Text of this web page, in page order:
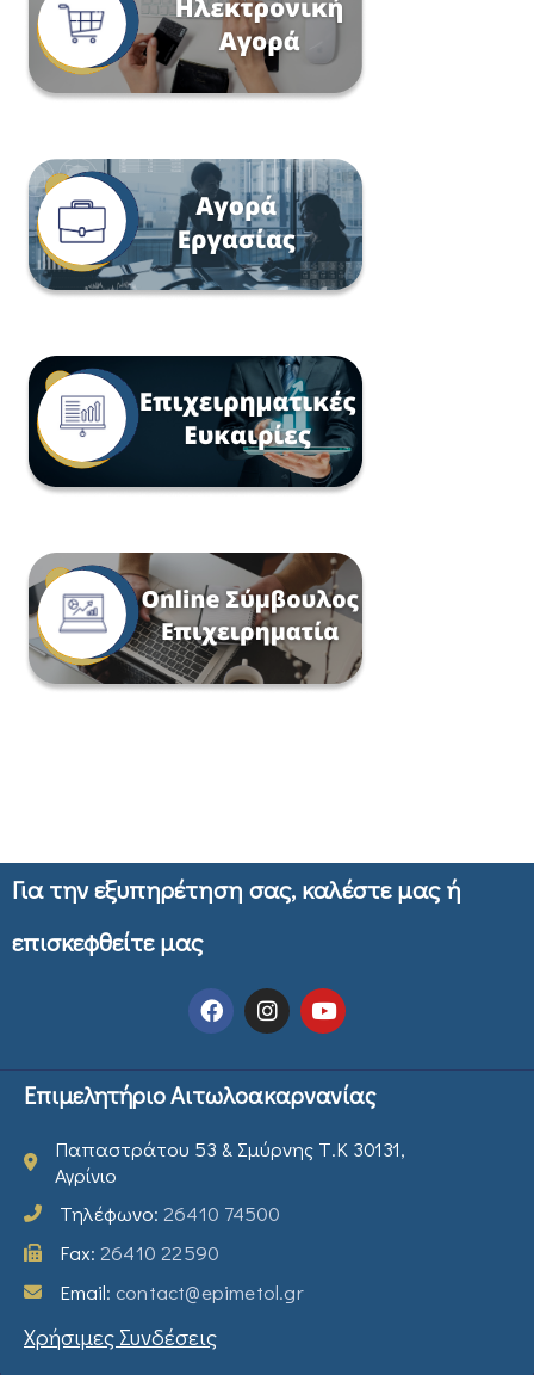
Για την εξυπηρέτηση σας, καλέστε μας ή
επισκεφθείτε μας
Επιμελητήριο Αιτωλοακαρνανίας
Παπαστράτου 53 & Σμύρνης Τ.Κ 30131,
Αγρίνιο
Τηλέφωνο: 26410 74500
Fax: 26410 22590
Email: contact@epimetol.gr
Χρήσιμες Συνδέσεις